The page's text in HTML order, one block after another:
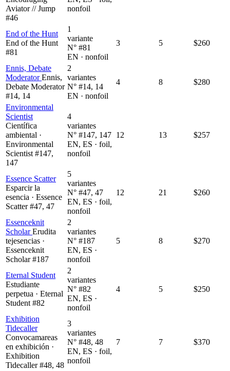
Aviator // Jump
#46
nonfoil
End of the Hunt
End of the Hunt
#81
1
variante
N° #81
EN · nonfoil
3 5 $260
Ennis, Debate
ModeratorEnnis,
Debate Moderator
#14, 14
2
variantes
N° #14, 14
EN · nonfoil
4 8 $280
Environmental
Scientist
Científica
ambiental ·
Environmental
Scientist #147,
147
4
variantes
N° #147, 147
EN, ES · foil,
nonfoil
12 13 $257
Essence Scatter
Esparcir la
esencia · Essence
Scatter #47, 47
5
variantes
N° #47, 47
EN, ES · foil,
nonfoil
12 21 $260
Essenceknit
ScholarErudita
tejesencias ·
Essenceknit
Scholar #187
2
variantes
N° #187
EN, ES ·
nonfoil
5 8 $270
Eternal Student
Estudiante
perpetua · Eternal
Student #82
2
variantes
N° #82
EN, ES ·
nonfoil
4 5 $250
Exhibition
Tidecaller
Convocamareas
en exhibición ·
Exhibition
Tidecaller #48, 48
3
variantes
N° #48, 48
EN, ES · foil,
nonfoil
7 7 $370